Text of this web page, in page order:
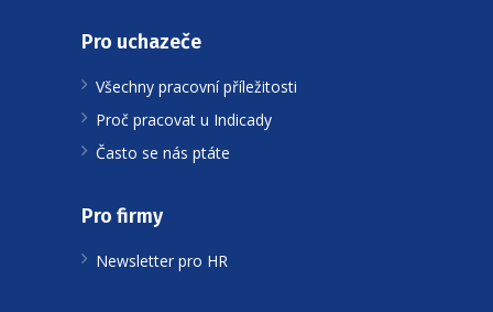
Pro uchazeče
Všechny pracovní příležitosti
Proč pracovat u Indicady
Často se nás ptáte
Pro firmy
Newsletter pro HR